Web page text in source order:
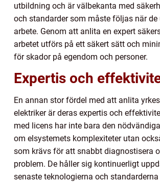
utbildning och är välbekanta med
och standarder som måste följas när
arbete. Genom att anlita en expert
arbetet utförs på ett säkert sätt och
för skador på egendom och personer.
Expertis och
En annan stor fördel med att anlita
elektriker är deras expertis och
med licens har inte bara den
om elsystemets komplexiteter utan
som krävs för att snabbt diagnostisera
problem. De håller sig kontinuerligt
senaste teknologierna och